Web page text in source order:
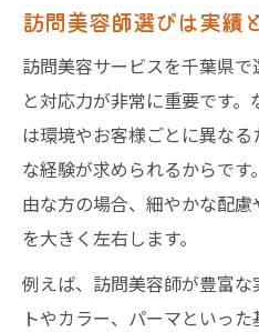
訪問美容師選びは実績
訪問美容サービスを千葉県
と対応力が非常に重要です
は環境やお客様ごとに異な
な経験が求められるからで
由な方の場合、細やかな配
を大きく左右します。
例えば、訪問美容師が豊富
トやカラー、パーマといった